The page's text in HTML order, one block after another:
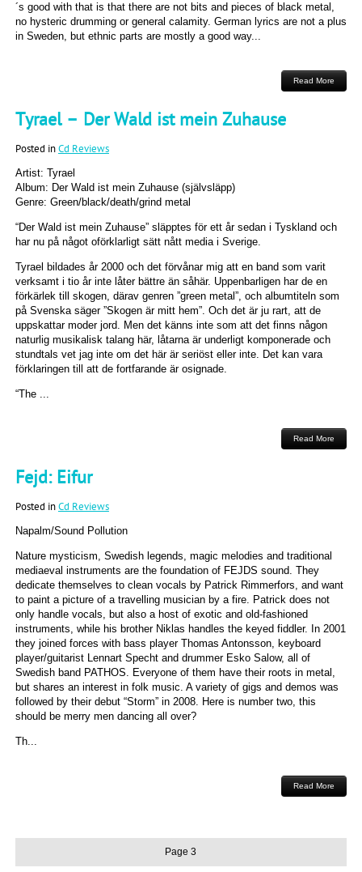
´s good with that is that there are not bits and pieces of black metal,
no hysteric drumming or general calamity. German lyrics are not a plus
in Sweden, but ethnic parts are mostly a good way...
Read More
Tyrael – Der Wald ist mein Zuhause
Posted inCd Reviews
Artist: Tyrael
Album: Der Wald ist mein Zuhause (självsläpp)
Genre: Green/black/death/grind metal
“Der Wald ist mein Zuhause” släpptes för ett år sedan i Tyskland och
har nu på något oförklarligt sätt nått media i Sverige.
Tyrael bildades år 2000 och det förvånar mig att en band som varit
verksamt i tio år inte låter bättre än såhär. Uppenbarligen har de en
förkärlek till skogen, därav genren ”green metal”, och albumtiteln som
på Svenska säger ”Skogen är mitt hem”. Och det är ju rart, att de
uppskattar moder jord. Men det känns inte som att det finns någon
naturlig musikalisk talang här, låtarna är underligt komponerade och
stundtals vet jag inte om det här är seriöst eller inte. Det kan vara
förklaringen till att de fortfarande är osignade.
“The ...
Read More
Fejd: Eifur
Posted inCd Reviews
Napalm/Sound Pollution
Nature mysticism, Swedish legends, magic melodies and traditional
mediaeval instruments are the foundation of FEJDS sound. They
dedicate themselves to clean vocals by Patrick Rimmerfors, and want
to paint a picture of a travelling musician by a fire. Patrick does not
only handle vocals, but also a host of exotic and old-fashioned
instruments, while his brother Niklas handles the keyed fiddler. In 2001
they joined forces with bass player Thomas Antonsson, keyboard
player/guitarist Lennart Specht and drummer Esko Salow, all of
Swedish band PATHOS. Everyone of them have their roots in metal,
but shares an interest in folk music. A variety of gigs and demos was
followed by their debut “Storm” in 2008. Here is number two, this
should be merry men dancing all over?
Th...
Read More
Page 3